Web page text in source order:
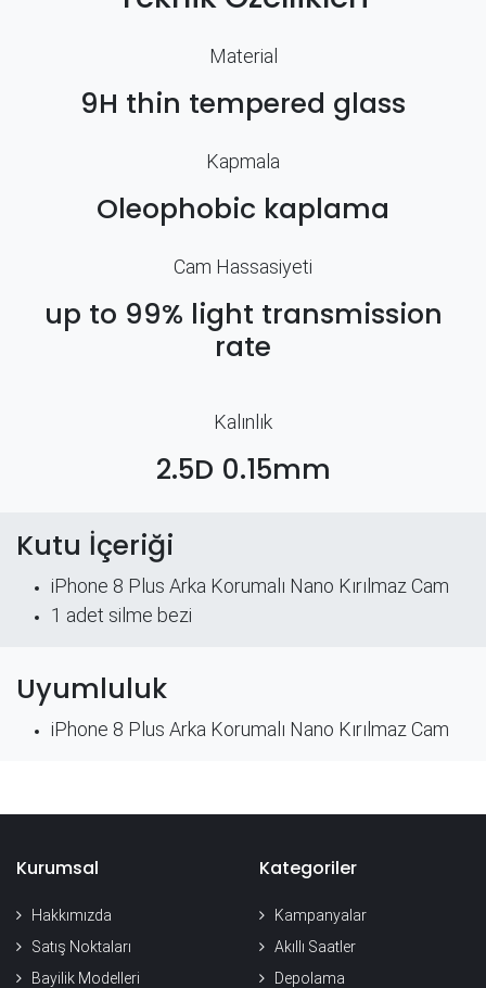
Material
9H thin tempered glass
Kapmala
Oleophobic kaplama
Cam Hassasiyeti
up to 99% light transmission
rate
Kalınlık
2.5D 0.15mm
Kutu İçeriği
iPhone 8 Plus Arka Korumalı Nano Kırılmaz Cam
​1 adet silme bezi
Uyumluluk
iPhone 8 Plus Arka Korumalı Nano Kırılmaz Cam
Kurumsal
Hakkımızda
Satış Noktaları
Bayilik Modelleri
Kategoriler
Kampanyalar
Akıllı Saatler
Depolama